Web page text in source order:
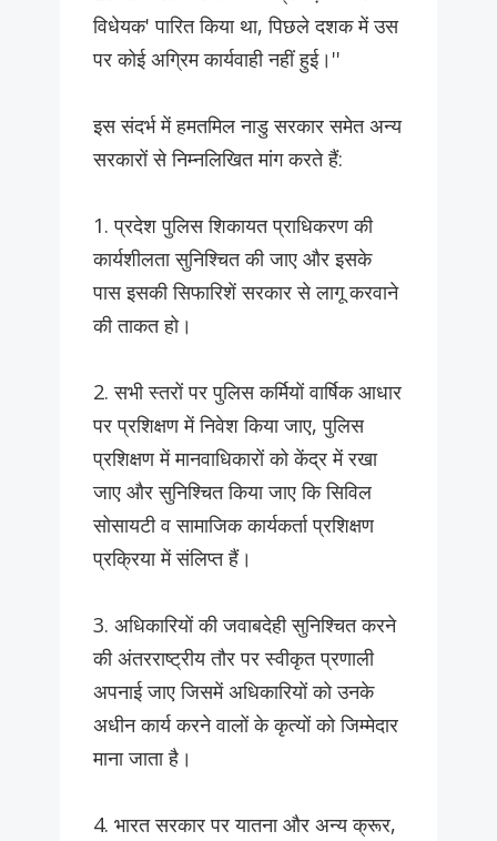
विधेयक' पारित किया था, पिछले दशक में उस
पर कोई अग्रिम कार्यवाही नहीं हुई।''
इस संदर्भ में हमतमिल नाडु सरकार समेत अन्य
सरकारों से निम्नलिखित मांग करते हैं:
1. प्रदेश पुलिस शिकायत प्राधिकरण की
कार्यशीलता सुनिश्चित की जाए और इसके
पास इसकी सिफारिशें सरकार से लागू करवाने
की ताकत हो।
2. सभी स्तरों पर पुलिस कर्मियों वार्षिक आधार
पर प्रशिक्षण में निवेश किया जाए, पुलिस
प्रशिक्षण में मानवाधिकारों को केंद्र में रखा
जाए और सुनिश्चित किया जाए कि सिविल
सोसायटी व सामाजिक कार्यकर्ता प्रशिक्षण
प्रक्रिया में संलिप्त हैं।
3. अधिकारियों की जवाबदेही सुनिश्चित करने
की अंतरराष्ट्रीय तौर पर स्वीकृत प्रणाली
अपनाई जाए जिसमें अधिकारियों को उनके
अधीन कार्य करने वालों के कृत्यों को जिम्मेदार
माना जाता है।
4. भारत सरकार पर यातना और अन्य क्रूर,